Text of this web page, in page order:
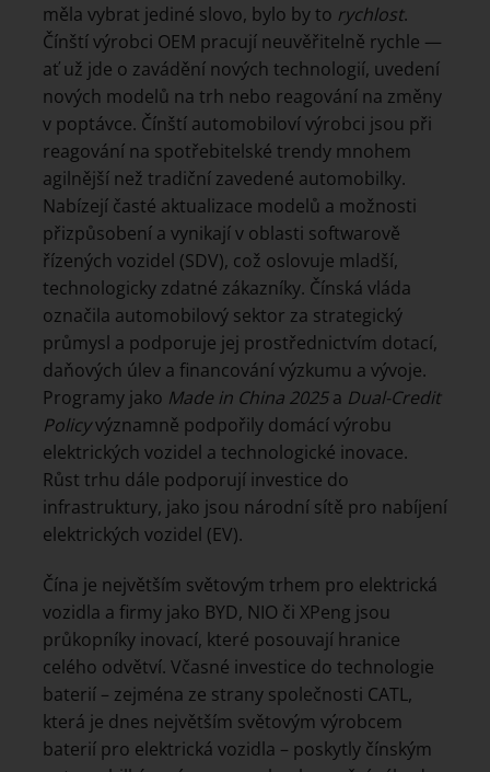
měla vybrat jediné slovo, bylo by to rychlost.
Čínští výrobci OEM pracují neuvěřitelně rychle —
ať už jde o zavádění nových technologií, uvedení
nových modelů na trh nebo reagování na změny
v poptávce. Čínští automobiloví výrobci jsou při
reagování na spotřebitelské trendy mnohem
agilnější než tradiční zavedené automobilky.
Nabízejí časté aktualizace modelů a možnosti
přizpůsobení a vynikají v oblasti softwarově
řízených vozidel (SDV), což oslovuje mladší,
technologicky zdatné zákazníky. Čínská vláda
označila automobilový sektor za strategický
průmysl a podporuje jej prostřednictvím dotací,
daňových úlev a financování výzkumu a vývoje.
Programy jako Made in China 2025a Dual-Credit
Policyvýznamně podpořily domácí výrobu
elektrických vozidel a technologické inovace.
Růst trhu dále podporují investice do
infrastruktury, jako jsou národní sítě pro nabíjení
elektrických vozidel (EV).
Čína je největším světovým trhem pro elektrická
vozidla a firmy jako BYD, NIO či XPeng jsou
průkopníky inovací, které posouvají hranice
celého odvětví. Včasné investice do technologie
baterií – zejména ze strany společnosti CATL,
která je dnes největším světovým výrobcem
baterií pro elektrická vozidla – poskytly čínským